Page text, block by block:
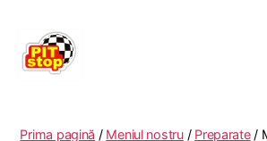
RASNOV
Prima pagină / Meniul nostru/ Preparate/